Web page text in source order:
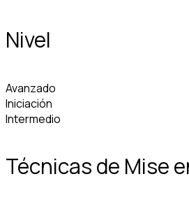
Nivel
Avanzado
Iniciación
Intermedio
Técnicas de Mise